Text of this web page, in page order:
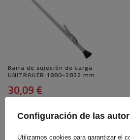
Barra de sujeción de carga
UNITRAILER 1880-2852 mm
30,09 €
Configuración de las
Utilizamos cookies para garantizar el